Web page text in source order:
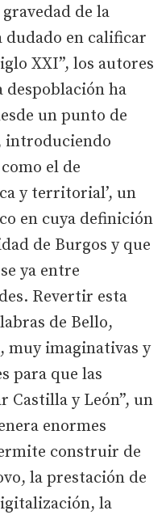
de la
dudado en calificar
XXI”, los autores
despoblación ha
un punto de
introduciendo
el de
y territorial’, un
en cuya definición
de Burgos y que
ya entre
Revertir esta
de Bello,
muy imaginativas y
para que las
Castilla y León”, un
enormes
construir de
la prestación de
la